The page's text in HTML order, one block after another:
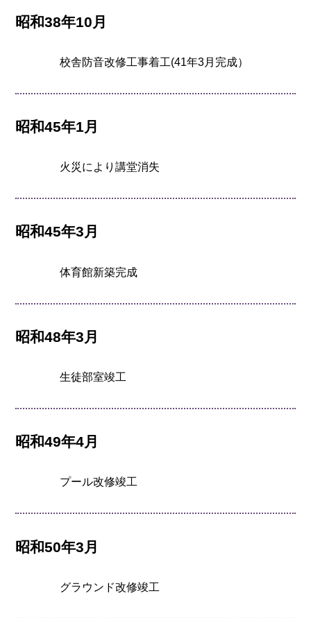
昭和38年10月
校舎防音改修工事着工(41年3月完成）
昭和45年1月
火災により講堂消失
昭和45年3月
体育館新築完成
昭和48年3月
生徒部室竣工
昭和49年4月
プール改修竣工
昭和50年3月
グラウンド改修竣工